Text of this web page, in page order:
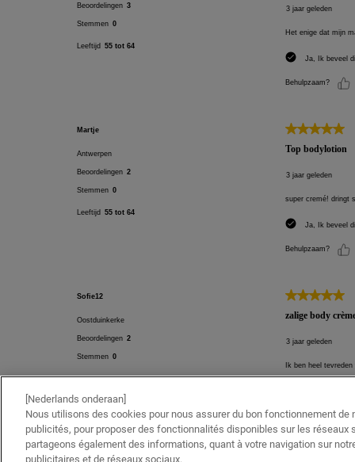
[Nederlands onderaan]
Nous utilisons des cookies pour nous assurer du bon fonctionnement de
publicités, pour proposer des fonctionnalités disponibles sur les réseaux
partageons également des informations, quant à votre navigation sur
publicitaires et de réseaux sociaux.